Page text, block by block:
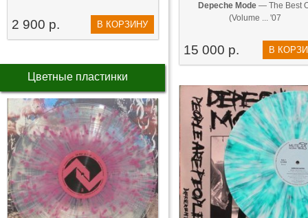
2 900 р. В КОРЗИНУ
Цветные пластинки
Depeche Mode— The Best
(Volume ... '07
15 000 р. В